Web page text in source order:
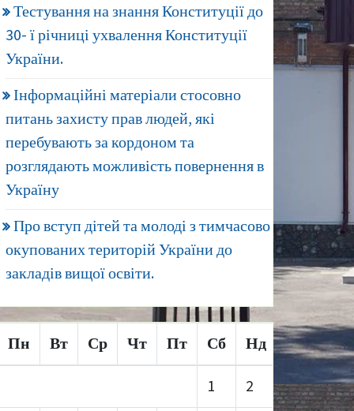
Тестування на знання Конституції до
30- ї річниці ухвалення Конституції
України.
Інформаційні матеріали стосовно
питань захисту прав людей, які
перебувають за кордоном та
розглядають можливість повернення в
Україну
Про вступ дітей та молоді з тимчасово
окупованих територій України до
закладів вищої освіти.
Пн Вт Ср Чт Пт Сб Нд
1 2